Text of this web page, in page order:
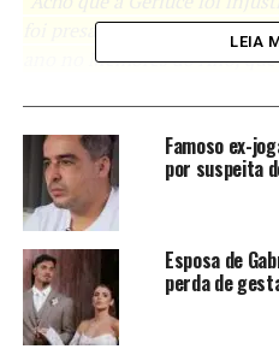
foi presa sem motivo. E a
ano no Melhores do Ano,
palco e dizer que você fez
pontuou o apresentador.
Reprodução – TV Globo
Passagem de
LEIA
Famoso ex-
por suspeita
Esposa de
perda de